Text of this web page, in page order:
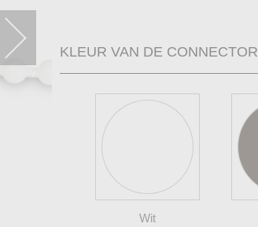
KLEUR VAN DE CONNECTOR
Wit